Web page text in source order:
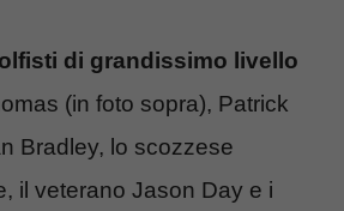
di grandissimo livello
(in foto sopra), Patrick
Bradley, lo scozzese
il veterano Jason Day e i